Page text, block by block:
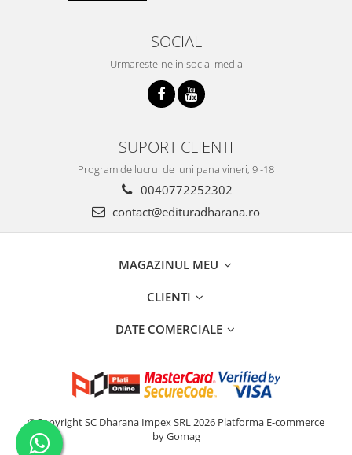
SOCIAL
Urmareste-ne in social media
SUPORT CLIENTI
Program de lucru: de luni pana vineri, 9 -18
0040772252302
contact@edituradharana.ro
MAGAZINUL MEU
CLIENTI
DATE COMERCIALE
©Copyright SC Dharana Impex SRL 2026 Platforma E-commerce
by Gomag